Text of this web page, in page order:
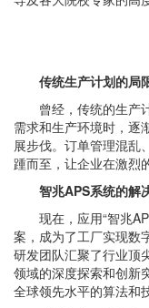
传统生产计划的局
曾经，传统的生产
需求和生产环境时，逐
展步伐。订单管理混乱
踵而至，让企业在激烈
智兆APS系统的解
现在，应用“智兆
案，成为了工厂实现数
研发团队汇聚了行业顶
领域的深度探索和创新
全球领先水平的算法和